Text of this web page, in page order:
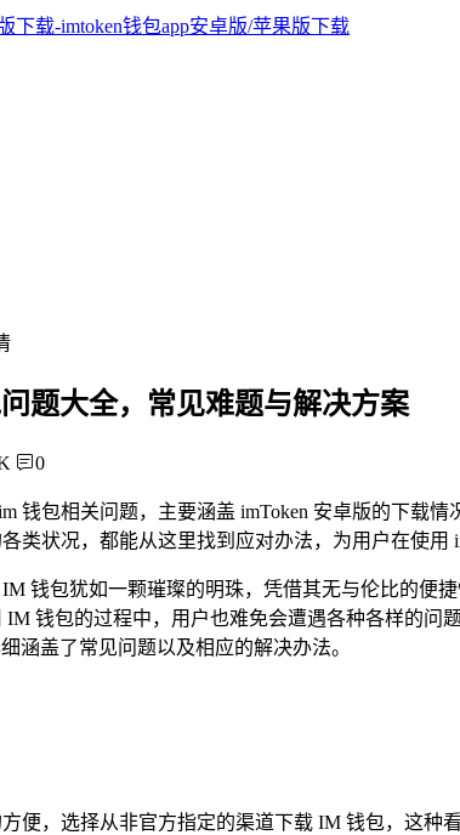
题大全，常见难题与解决方案
0
钱包相关问题，主要涵盖 imToken 安卓版的下载
类状况，都能从这里找到应对办法，为用户在使用
钱包犹如一颗璀璨的明珠，凭借其无与伦比的便
钱包的过程中，用户也难免会遭遇各种各样的
涵盖了常见问题以及相应的解决办法。
便，选择从非官方指定的渠道下载 IM 钱包，这